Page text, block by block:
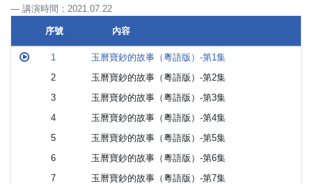
講演時間：2021.07.22
序號 內容
序號 內容
1
玉曆寶鈔的故事（粵語版）-第1集
2
玉曆寶鈔的故事（粵語版）-第2集
3
玉曆寶鈔的故事（粵語版）-第3集
4
玉曆寶鈔的故事（粵語版）-第4集
5
玉曆寶鈔的故事（粵語版）-第5集
6
玉曆寶鈔的故事（粵語版）-第6集
7
玉曆寶鈔的故事（粵語版）-第7集